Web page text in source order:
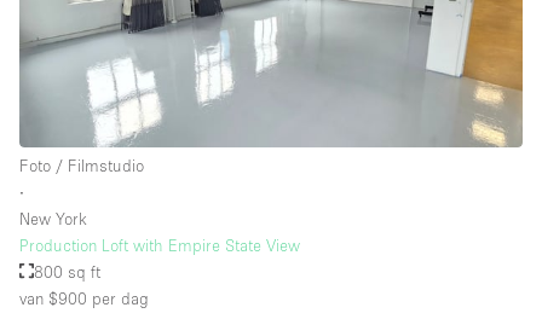
Foto / Filmstudio
∙
New York
Production Loft with Empire State View
800 sq ft
van $900 per dag